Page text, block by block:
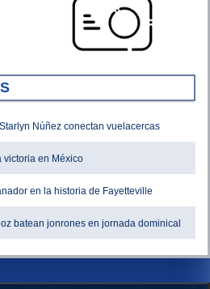
Núñez conectan vuelacercas
victoria en México
en la historia de Fayetteville
batean jonrones en jornada dominical